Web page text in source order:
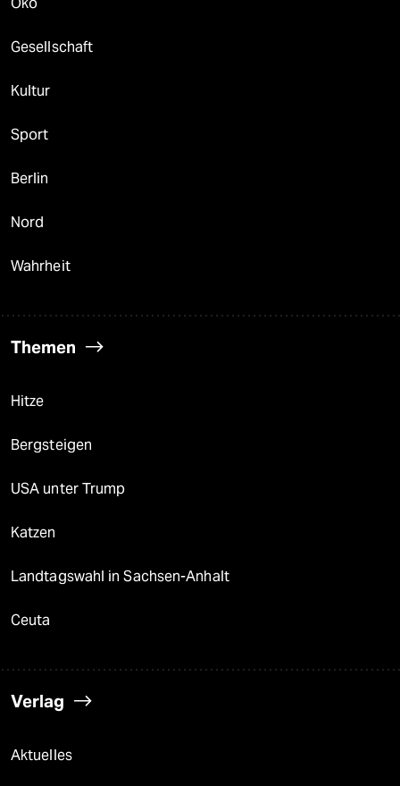
Gesellschaft
Kultur
Sport
Berlin
Nord
Wahrheit
Themen
Hitze
Bergsteigen
USA unter Trump
Katzen
Landtagswahl in Sachsen-Anhalt
Ceuta
Verlag
Aktuelles